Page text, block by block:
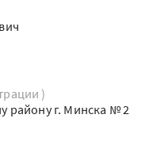
)
району г. Минска № 2